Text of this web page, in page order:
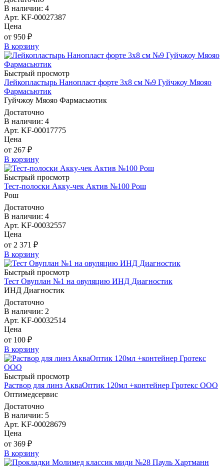
В наличии: 4
Арт. KF-00027387
Цена
от 950 ₽
В корзину
Быстрый просмотр
Лейкопластырь Нанопласт форте 3х8 см №9 Гуйчжоу Мяояо
Фармасьютик
Гуйчжоу Мяояо Фармасьютик
Достаточно
В наличии: 4
Арт. KF-00017775
Цена
от 267 ₽
В корзину
Быстрый просмотр
Тест-полоски Акку-чек Актив №100 Рош
Рош
Достаточно
В наличии: 4
Арт. KF-00032557
Цена
от 2 371 ₽
В корзину
Быстрый просмотр
Тест Овуплан №1 на овуляцию ИНД Диагностик
ИНД Диагностик
Достаточно
В наличии: 2
Арт. KF-00032514
Цена
от 100 ₽
В корзину
Быстрый просмотр
Раствор для линз АкваОптик 120мл +контейнер Гротекс ООО
Оптимедсервис
Достаточно
В наличии: 5
Арт. KF-00028679
Цена
от 369 ₽
В корзину